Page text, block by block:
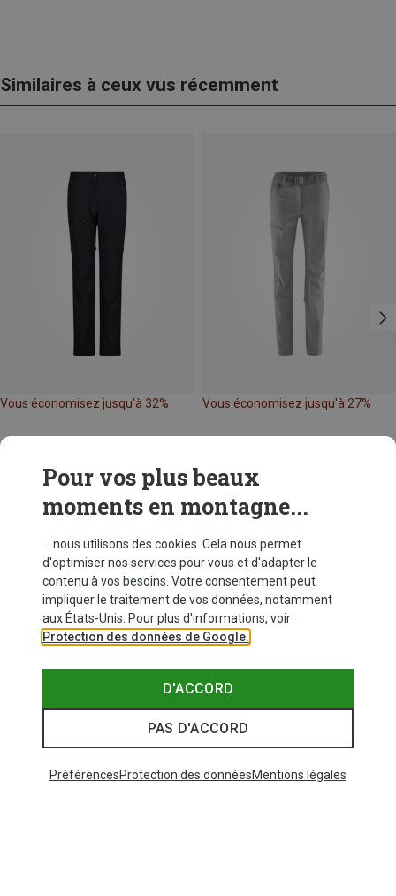
Similaires à ceux vus récemment
Vous économisez jusqu'à 32% Vous économisez jusqu'à 27%
Pour vos plus beaux
moments en montagne...
... nous utilisons des cookies. Cela nous permet
d'optimiser nos services pour vous et d'adapter le
contenu à vos besoins. Votre consentement peut
impliquer le traitement de vos données, notamment
aux États-Unis. Pour plus d'informations, voir
Protection des données de Google.
D'ACCORD
PAS D'ACCORD
PréférencesProtection des donnéesMentions légales